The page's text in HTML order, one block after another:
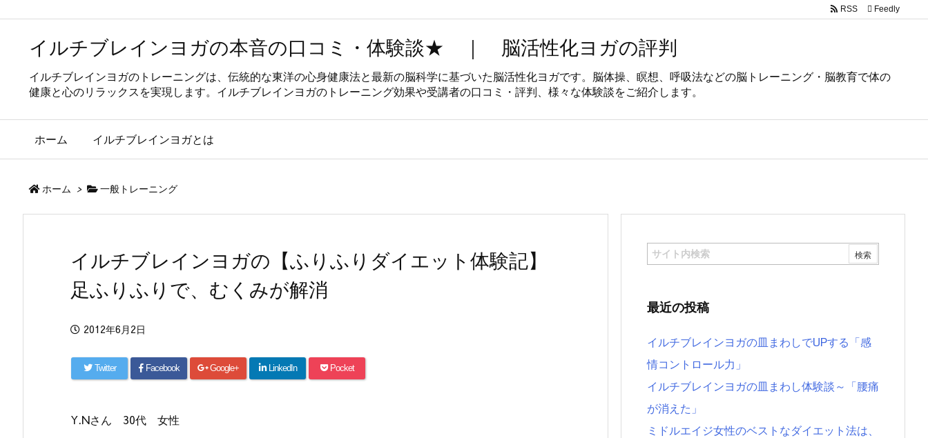
イルチブレインヨガの本音の口コミ・体験談★ ｜ 脳活性化ヨガの評判
イルチブレインヨガのトレーニングは、伝統的な東洋の心身健康法と最新の脳科学に基づいた脳活性化ヨガです。脳体操、瞑想、呼吸法などの脳トレーニング・脳教育で体の
健康と心のリラックスを実現します。イルチブレインヨガのトレーニング効果や受講者の口コミ・評判、様々な体験談をご紹介します。
ホーム イルチブレインヨガとは
RSS Feedly
ホーム > 一般トレーニング
イルチブレインヨガの【ふりふりダイエット体験記】
足ふりふりで、むくみが解消
2012年6月2日
Twitter Facebook Google+ LinkedIn Pocket
Y.Nさん 30代 女性
最近の投稿
イルチブレインヨガの皿まわしでUPする「感
情コントロール力」
イルチブレインヨガの皿まわし体験談～「腰痛
が消えた」
ミドルエイジ女性のベストなダイエット法は、